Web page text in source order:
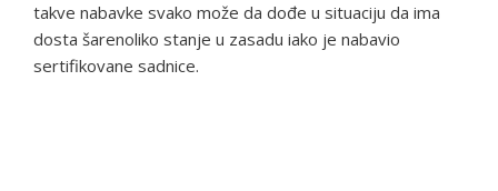
takve nabavke svako može da dođe u situaciju da ima
dosta šarenoliko stanje u zasadu iako je nabavio
sertifikovane sadnice.